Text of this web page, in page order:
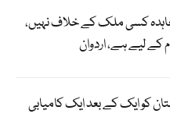
کسی ملک کے خلاف نہیں،
لیے ہے، اردوان
کو ایک کے بعد ایک کامیابی